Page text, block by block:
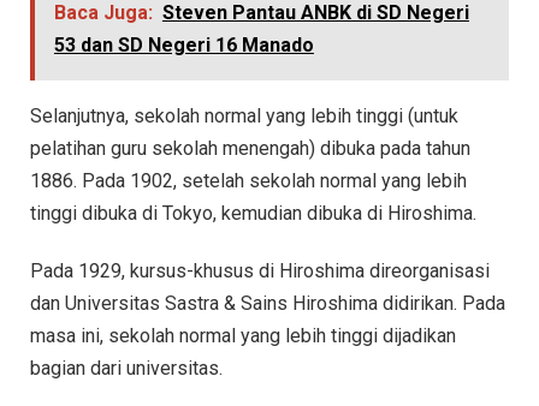
Baca Juga: Steven Pantau ANBK di SD Negeri
53 dan SD Negeri 16 Manado
Selanjutnya, sekolah normal yang lebih tinggi (untuk
pelatihan guru sekolah menengah) dibuka pada tahun
1886. Pada 1902, setelah sekolah normal yang lebih
tinggi dibuka di Tokyo, kemudian dibuka di Hiroshima.
Pada 1929, kursus-khusus di Hiroshima direorganisasi
dan Universitas Sastra & Sains Hiroshima didirikan. Pada
masa ini, sekolah normal yang lebih tinggi dijadikan
bagian dari universitas.